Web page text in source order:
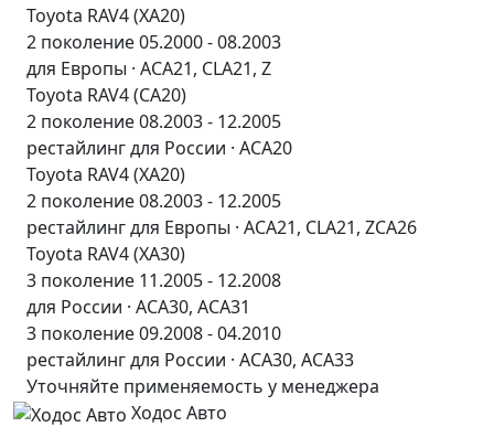
Toyota RAV4 (XA20)
2 поколение 05.2000 - 08.2003
для Европы · ACA21, CLA21, Z
Toyota RAV4 (CA20)
2 поколение 08.2003 - 12.2005
рестайлинг для России · ACA20
Toyota RAV4 (XA20)
2 поколение 08.2003 - 12.2005
рестайлинг для Европы · ACA21, CLA21, ZCA26
Toyota RAV4 (XA30)
3 поколение 11.2005 - 12.2008
для России · ACA30, ACA31
3 поколение 09.2008 - 04.2010
рестайлинг для России · ACA30, ACA33
Уточняйте применяемость у менеджера
Ходос Авто